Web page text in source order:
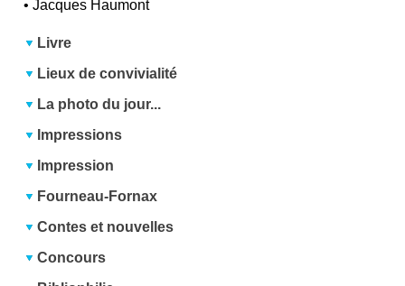
•Jacques Haumont
Livre
Lieux de convivialité
La photo du jour...
Impressions
Impression
Fourneau-Fornax
Contes et nouvelles
Concours